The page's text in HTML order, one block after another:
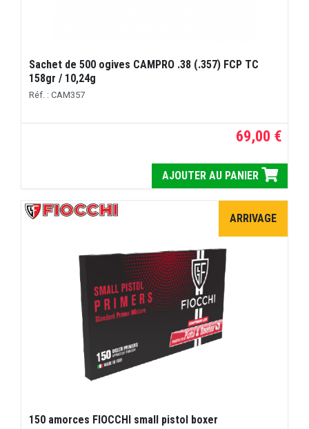
Sachet de 500 ogives CAMPRO .38 (.357) FCP TC
158gr / 10,24g
Réf. : CAM357
69,00 €
AJOUTER AU PANIER
ARRIVAGE
150 amorces FIOCCHI small pistol boxer